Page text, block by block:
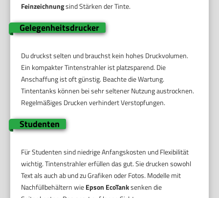
Feinzeichnungsind Stärken der Tinte.
Gelegenheitsdrucker
Du druckst selten und brauchst kein hohes Druckvolumen.
Ein kompakter Tintenstrahler ist platzsparend. Die
Anschaffung ist oft günstig. Beachte die Wartung.
Tintentanks können bei sehr seltener Nutzung austrocknen.
Regelmäßiges Drucken verhindert Verstopfungen.
Studenten
Für Studenten sind niedrige Anfangskosten und Flexibilität
wichtig. Tintenstrahler erfüllen das gut. Sie drucken sowohl
Text als auch ab und zu Grafiken oder Fotos. Modelle mit
Nachfüllbehältern wieEpson EcoTanksenken die